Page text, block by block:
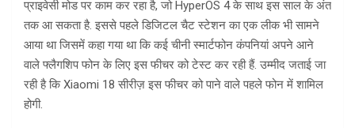
प्राइवेसी मोड पर काम कर रहा है, जो HyperOS 4 के साथ इस साल के अंत
तक आ सकता है. इससे पहले डिजिटल चैट स्टेशन का एक लीक भी सामने
आया था जिसमें कहा गया था कि कई चीनी स्मार्टफोन कंपनियां अपने आने
वाले फ्लैगशिप फोन के लिए इस फीचर को टेस्ट कर रही हैं. उम्मीद जताई जा
रही है कि Xiaomi 18 सीरीज़ इस फीचर को पाने वाले पहले फोन में शामिल
होगी.